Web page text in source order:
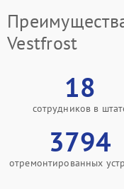
Vestfrost
18
сотрудников в
3794
отремонтированных